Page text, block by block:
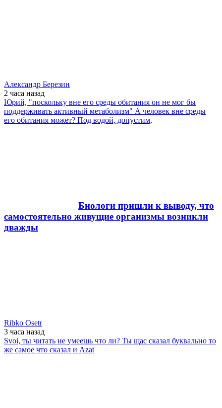
Александр Березин
2 часа назад
Юрий, "поскольку вне его среды обитания он не мог бы
поддерживать активный метаболизм" А человек вне среды
его обитания может? Под водой, допустим,
Биологи пришли к выводу, что
самостоятельно живущие организмы возникли
дважды
Ribko Osetr
3 часа назад
Svoi, ты читать не умеешь что ли? Ты щас сказал буквально то
же самое что сказал и Azat